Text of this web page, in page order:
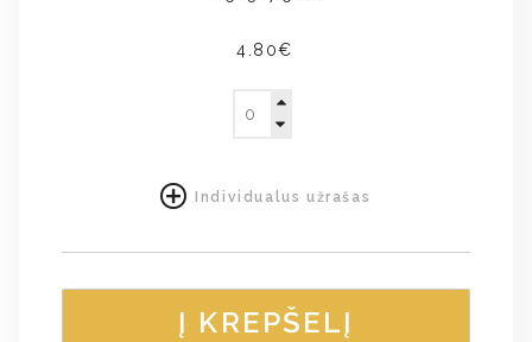
4.80€
Individualus užrašas
Į KREPŠELĮ